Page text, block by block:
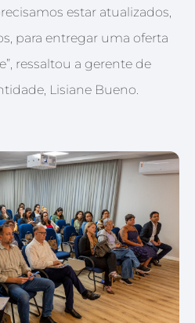
estar atualizados,
para entregar uma oferta
ressaltou a gerente de
Lisiane Bueno.